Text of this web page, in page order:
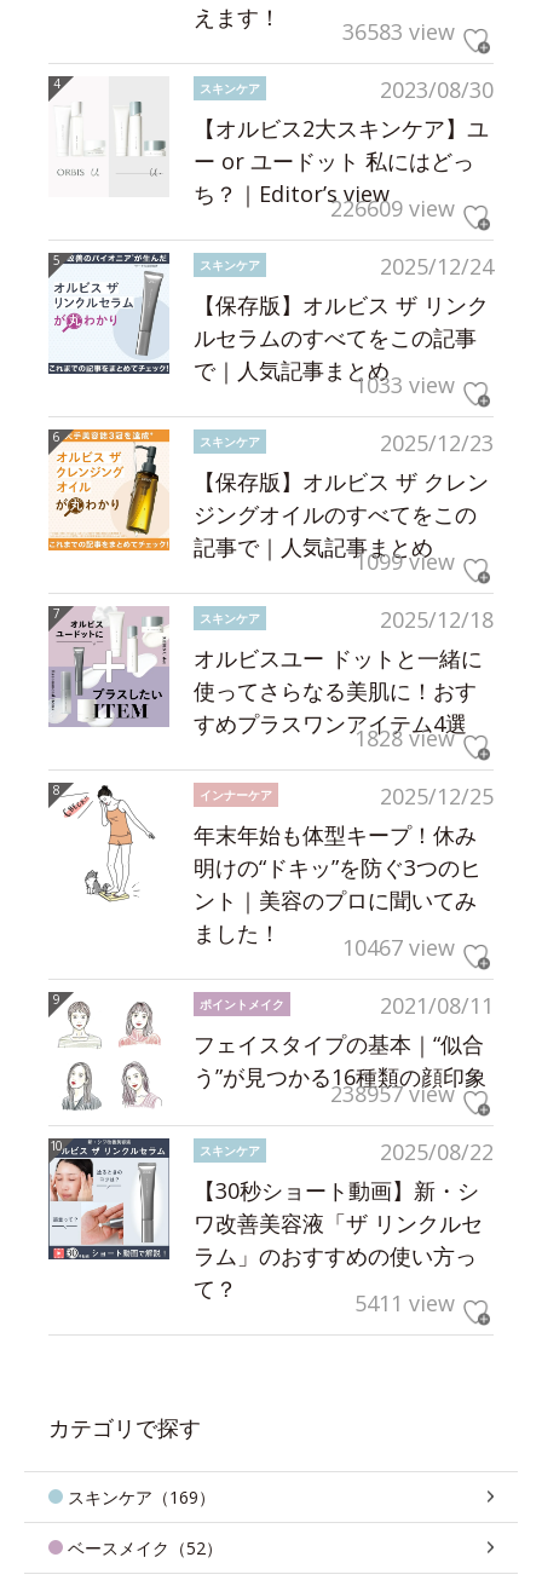
えます！
36583 view
2023/08/30
スキンケア
【オルビス2大スキンケア】ユ
ー or ユードット 私にはどっ
ち？｜Editor’s view226609 view
2025/12/24
スキンケア
【保存版】オルビス ザ リンク
ルセラムのすべてをこの記事
で｜人気記事まとめ1033 view
2025/12/23
スキンケア
【保存版】オルビス ザ クレン
ジングオイルのすべてをこの
記事で｜人気記事まとめ
1099 view
2025/12/18
スキンケア
オルビスユー ドットと一緒に
使ってさらなる美肌に！おす
すめプラスワンアイテム4選
1828 view
2025/12/25
インナーケア
年末年始も体型キープ！休み
明けの“ドキッ”を防ぐ3つのヒ
ント｜美容のプロに聞いてみ
ました！
10467 view
2021/08/11
ポイントメイク
フェイスタイプの基本｜“似合
う”が見つかる16種類の顔印象
238957 view
2025/08/22
スキンケア
【30秒ショート動画】新・シ
ワ改善美容液「ザ リンクルセ
ラム」のおすすめの使い方っ
て？
5411 view
カテゴリで探す
スキンケア（169）
ベースメイク（52）